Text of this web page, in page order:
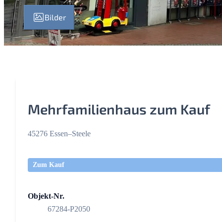
Bilder
Mehrfamilienhaus zum Kauf
45276 Essen–Steele
Zum Kauf
Objekt-Nr.
67284-P2050